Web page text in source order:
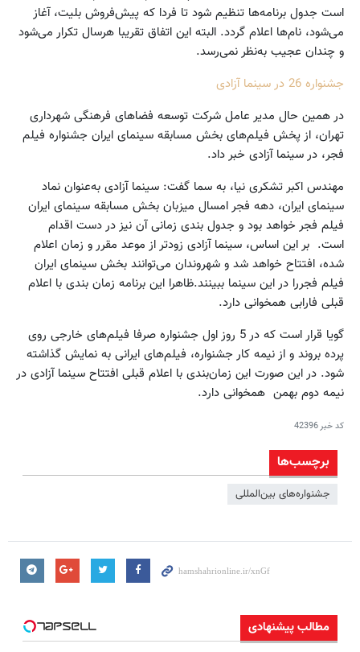
است جدول برنامه‌ها تنظیم شود تا فردا که پیش‌فروش بلیت، آغاز
می‌شود، نام‌ها اعلام گردد. البته این اتفاق تقریبا هر‌سال تکرار می‌شود
و چندان عجیب به‌نظر نمی‌رسد.
جشنواره 26 در سینما آزادی
در همین حال مدیر عامل شرکت توسعه فضاهای فرهنگی شهرداری
تهران، از پخش فیلم‌های بخش مسابقه سینمای ایران جشنواره فیلم
فجر، در سینما آزادی خبر داد.
مهندس اکبر تشکری نیا، به سما گفت: سینما آزادی به‌عنوان نماد
سینمای ایران، دهه فجر امسال میزبان بخش مسابقه سینمای ایران
فیلم فجر خواهد بود و جدول بندی زمانی آن نیز در دست اقدام
است. بر این اساس، سینما آزادی زودتر از موعد مقرر و زمان اعلام
شده، افتتاح خواهد شد و شهروندان می‌توانند بخش سینمای ایران
فیلم فجررا در این سینما ببینند.ظاهرا این برنامه زمان بندی با اعلام
قبلی فارابی همخوانی دارد.
گویا قرار است که در 5 روز اول جشنواره صرفا فیلم‌های خارجی روی
پرده بروند و از نیمه کار جشنواره، فیلم‌های ایرانی به نمایش گذاشته
شود. در این صورت این زمان‌بندی با اعلام قبلی افتتاح سینما آزادی در
نیمه دوم بهمن همخوانی دارد.
کد خبر42396
برچسب‌ها
جشنواره‌های بین‌المللی
مطالب پیشنهادی